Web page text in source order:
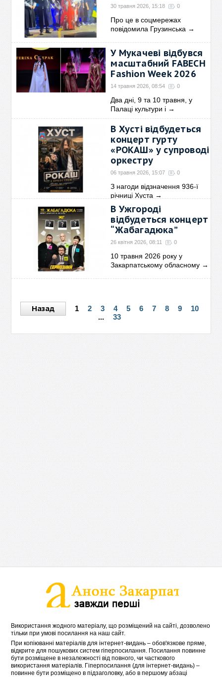
30 травня 2026, 15:18 0
Про це в соцмережах
повідомила Грузинська →
У Мукачеві відбувся
масштабний FABECH
Fashion Week 2026
14 травня 2026, 08:54 0
Два дні, 9 та 10 травня, у
Палаці культури і →
В Хусті відбудеться
концерт гурту
«РОКАШ» у супроводі
оркестру
06 травня 2026, 15:07 0
З нагоди відзначення 936-ї
річниці Хуста →
В Ужгороді
відбудеться концерт
“Жабагадюка”
26 квітня 2026, 08:11 0
10 травня 2026 року у
Закарпатському обласному →
Назад 1 2 3 4 5 6 7 8 9
10
...
33
Використання жодного матеріалу, що розміщений на сайті, дозволено
тільки при умові посилання на наш сайт.
При копіюванні матеріалів для інтернет-видань – обов'язкове пряме,
відкрите для пошукових систем гіперпосилання. Посилання повинне
бути розміщене в незалежності від повного, чи часткового
використання матеріалів. Гіперпосилання (для інтернет-видань) –
повинне бути розміщено в підзаголовку, або в першому абзаці